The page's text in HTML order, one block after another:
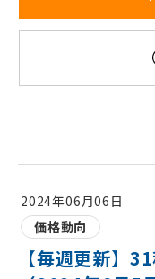
2024年06月06日
価格動向
【毎週更新】